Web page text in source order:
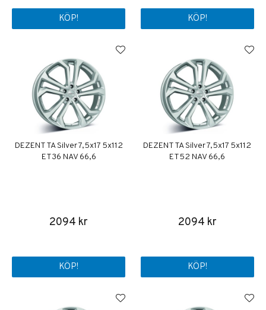
KÖP! KÖP!
DEZENT TA Silver 7,5x17 5x112
ET36 NAV 66,6
2094 kr
KÖP!
DEZENT TA Silver 7,5x17 5x112
ET52 NAV 66,6
2094 kr
KÖP!